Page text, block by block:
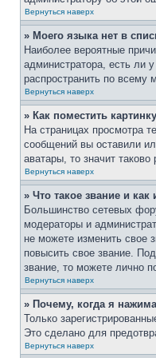
Вернуться наверх
» Моего языка нет в
Наиболее вероятные
администратора, есть ли
распространить по
Вернуться наверх
» Как поместить
На страницах просмотра
сообщений вы оставили
аватары, то значит
Вернуться наверх
» Что такое звание и как
Большинство сетевых
модераторы и
не можете изменить свое
повысить свое звание.
звание, то можете лично
Вернуться наверх
» Почему, когда я
Только
Это сделано для
Вернуться наверх